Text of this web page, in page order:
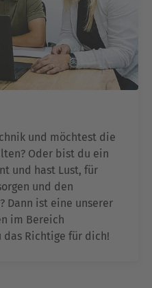
und möchtest die
Oder bist du ein
und hast Lust, für
und den
Dann ist eine unserer
im Bereich
das Richtige für dich!